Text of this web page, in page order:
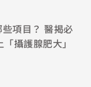
項目？ 醫揭必
攝護腺肥大」